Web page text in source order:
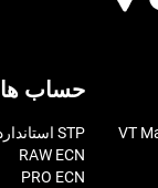
حساب ها
STP استاندارد
RAW ECN
PRO ECN